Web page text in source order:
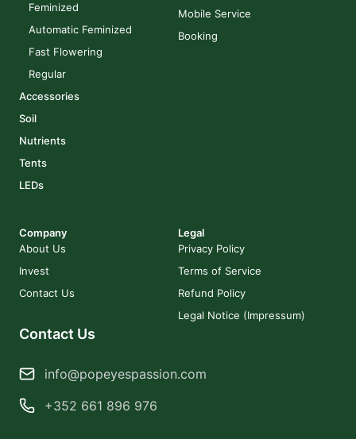
Feminized
Automatic Feminized
Fast Flowering
Regular
Accessories
Soil
Nutrients
Tents
LEDs
Mobile Service
Booking
Company
About Us
Invest
Contact Us
Legal
Privacy Policy
Terms of Service
Refund Policy
Legal Notice (Impressum)
Contact Us
info@popeyespassion.com
+352 661 896 976